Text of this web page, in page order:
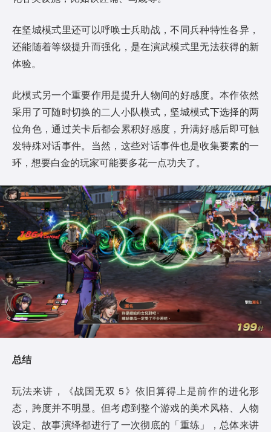
在坚城模式里还可以呼唤士兵助战，不同兵种特性各异，
还能随着等级提升而强化，是在演武模式里无法获得的新
体验。
此模式另一个重要作用是提升人物间的好感度。本作依然
采用了可随时切换的二人小队模式，坚城模式下选择的两
位角色，通过关卡后都会累积好感度，升满好感后即可触
发特殊对话事件。当然，这些对话事件也是收集要素的一
环，想要白金的玩家可能要多花一点功夫了。
总结
玩法来讲，《战国无双 5》依旧算得上是前作的进化形
态，跨度并不明显。但考虑到整个游戏的美术风格、人物
设定、故事演绎都进行了一次彻底的「重练」，总体来讲